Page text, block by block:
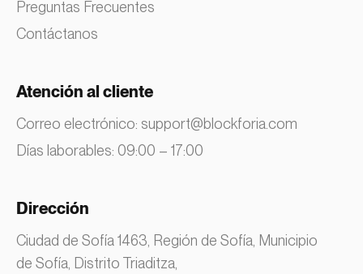
Preguntas Frecuentes
Contáctanos
Atención al cliente
Correo electrónico: support@blockforia.com
Días laborables: 09:00 – 17:00
Dirección
Ciudad de Sofía 1463, Región de Sofía, Municipio
de Sofía, Distrito Triaditza,